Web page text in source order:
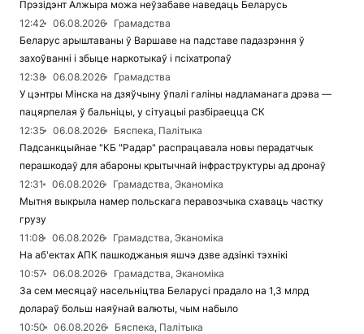
Прэзідэнт Алжыра можа неўзабаве наведаць Беларусь
12:42
06.08.2026
Грамадства
Беларус арыштаваны ў Варшаве на падставе падазрэння ў
захоўванні і збыце наркотыкаў і псіхатропаў
12:38
06.08.2026
Грамадства
У цэнтры Мінска на дзяўчыну ўпалі галіны надламанага дрэва —
пацярпелая ў бальніцы, у сітуацыі разбіраецца СК
12:35
06.08.2026
Бяспека, Палітыка
Падсанкцыйнае "КБ "Радар" распрацавала новы перадатчык
перашкодаў для абароны крытычнай інфраструктуры ад дронаў
12:31
06.08.2026
Грамадства, Эканоміка
Мытня выкрыла намер польскага перавозчыка схаваць частку
грузу
11:08
06.08.2026
Грамадства, Эканоміка
На аб'ектах АПК пашкоджаныя яшчэ дзве адзінкі тэхнікі
10:57
06.08.2026
Грамадства, Эканоміка
За сем месяцаў насельніцтва Беларусі прадало на 1,3 млрд
долараў больш наяўнай валюты, чым набыло
10:50
06.08.2026
Бяспека, Палітыка